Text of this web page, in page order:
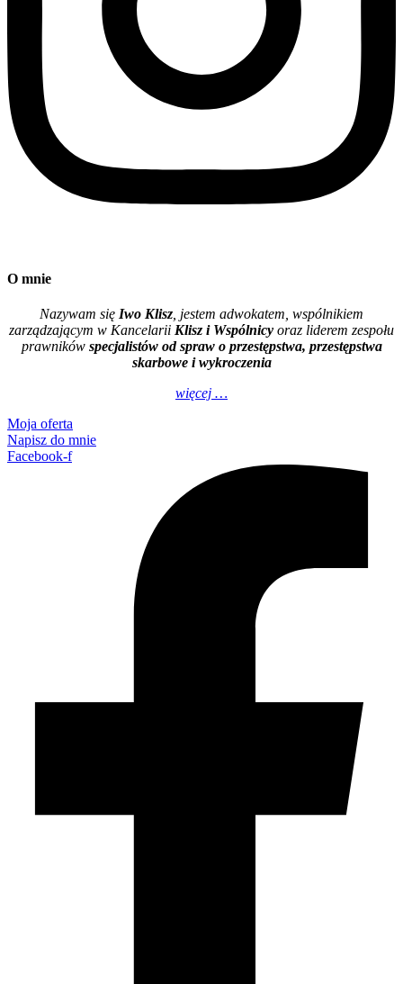
O mnie
Nazywam się Iwo Klisz, jestem adwokatem, wspólnikiem
zarządzającym w Kancelarii Klisz i Wspólnicy oraz liderem zespołu
prawników specjalistów od spraw o przestępstwa, przestępstwa
skarbowe i wykroczenia
więcej …
Moja oferta
Napisz do mnie
Facebook-f